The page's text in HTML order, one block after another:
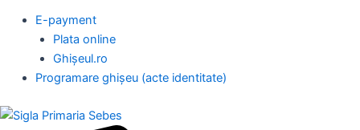
E-payment
Plata online
Ghișeul.ro
Programare ghișeu (acte identitate)